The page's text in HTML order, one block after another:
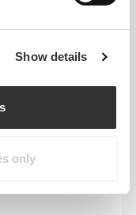
Show details
only